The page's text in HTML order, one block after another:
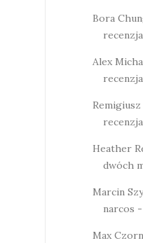
Bora
recenzja
Alex
recenzja
recenzja
Heather
dwóch
Marcin
narcos
Max